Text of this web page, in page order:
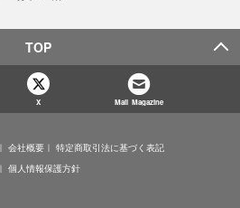
TOP
X Mail Magazine
会社概要
特定商取引法に基づく表記
個人情報保護方針